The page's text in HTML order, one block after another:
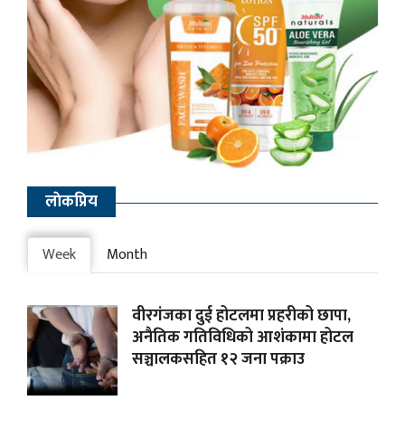
लाेकप्रिय
Week Month
वीरगंजका दुई होटलमा प्रहरीको छापा,
अनैतिक गतिविधिको आशंकामा होटल
सञ्चालकसहित १२ जना पक्राउ